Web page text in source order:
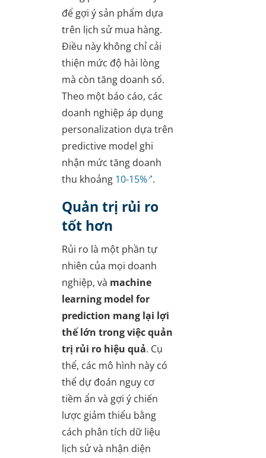
để gợi ý sản phẩm dựa
trên lịch sử mua hàng.
Điều này không chỉ cải
thiện mức độ hài lòng
mà còn tăng doanh số.
Theo một báo cáo, các
doanh nghiệp áp dụng
personalization dựa trên
predictive model ghi
nhận mức tăng doanh
thu khoảng 10-15% .
Quản trị rủi ro
tốt hơn
Rủi ro là một phần tự
nhiên của mọi doanh
nghiệp, và machine
learning model for
prediction mang lại lợi
thế lớn trong việc quản
trị rủi ro hiệu quả. Cụ
thể, các mô hình này có
thể dự đoán nguy cơ
tiềm ẩn và gợi ý chiến
lược giảm thiểu bằng
cách phân tích dữ liệu
lịch sử và nhận diện